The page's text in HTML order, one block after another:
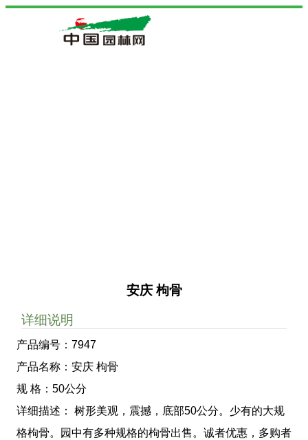
安庆 枸骨
详细说明
产品编号：7947
产品名称：安庆 枸骨
规 格：50公分
详细描述： 树形美观，震撼，底部50公分。少有的大规
格枸骨。园中有多种规格的枸骨出售。诚者优惠，多购者